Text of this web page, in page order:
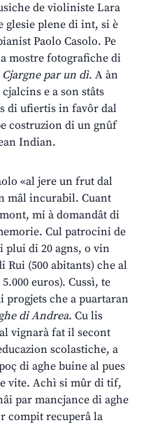
de violiniste Lara
glesie plene di int, si è
Paolo Casolo. Pe
mostre fotografiche di
par un dì. A àn
e a son stâts
di ufiertis in favôr dal
costruzion di un gnûf
Indian.
«al jere un frut dal
mâl incurabil. Cuant
mi à domandât di
Cul patrocini de
plui di 20 agns, o vin
(500 abitants) che al
euros). Cussì, te
che a puartaran
di Andrea. Cu lis
vignarà fat il secont
scolastiche, a
di aghe buine al pues
vite. Achì si mûr di tif,
par mancjance di aghe
compit recuperâ la